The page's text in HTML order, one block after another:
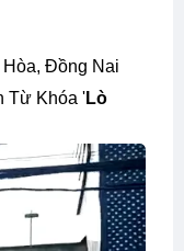
Hòa, Đồng Nai
Từ Khóa 'Lò